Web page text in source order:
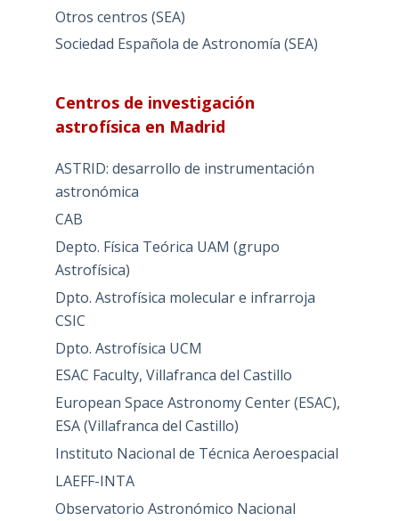
Otros centros (SEA)
Sociedad Española de Astronomía (SEA)
Centros de investigación
astrofísica en Madrid
ASTRID: desarrollo de instrumentación
astronómica
CAB
Depto. Física Teórica UAM (grupo
Astrofísica)
Dpto. Astrofísica molecular e infrarroja
CSIC
Dpto. Astrofísica UCM
ESAC Faculty, Villafranca del Castillo
European Space Astronomy Center (ESAC),
ESA (Villafranca del Castillo)
Instituto Nacional de Técnica Aeroespacial
LAEFF-INTA
Observatorio Astronómico Nacional